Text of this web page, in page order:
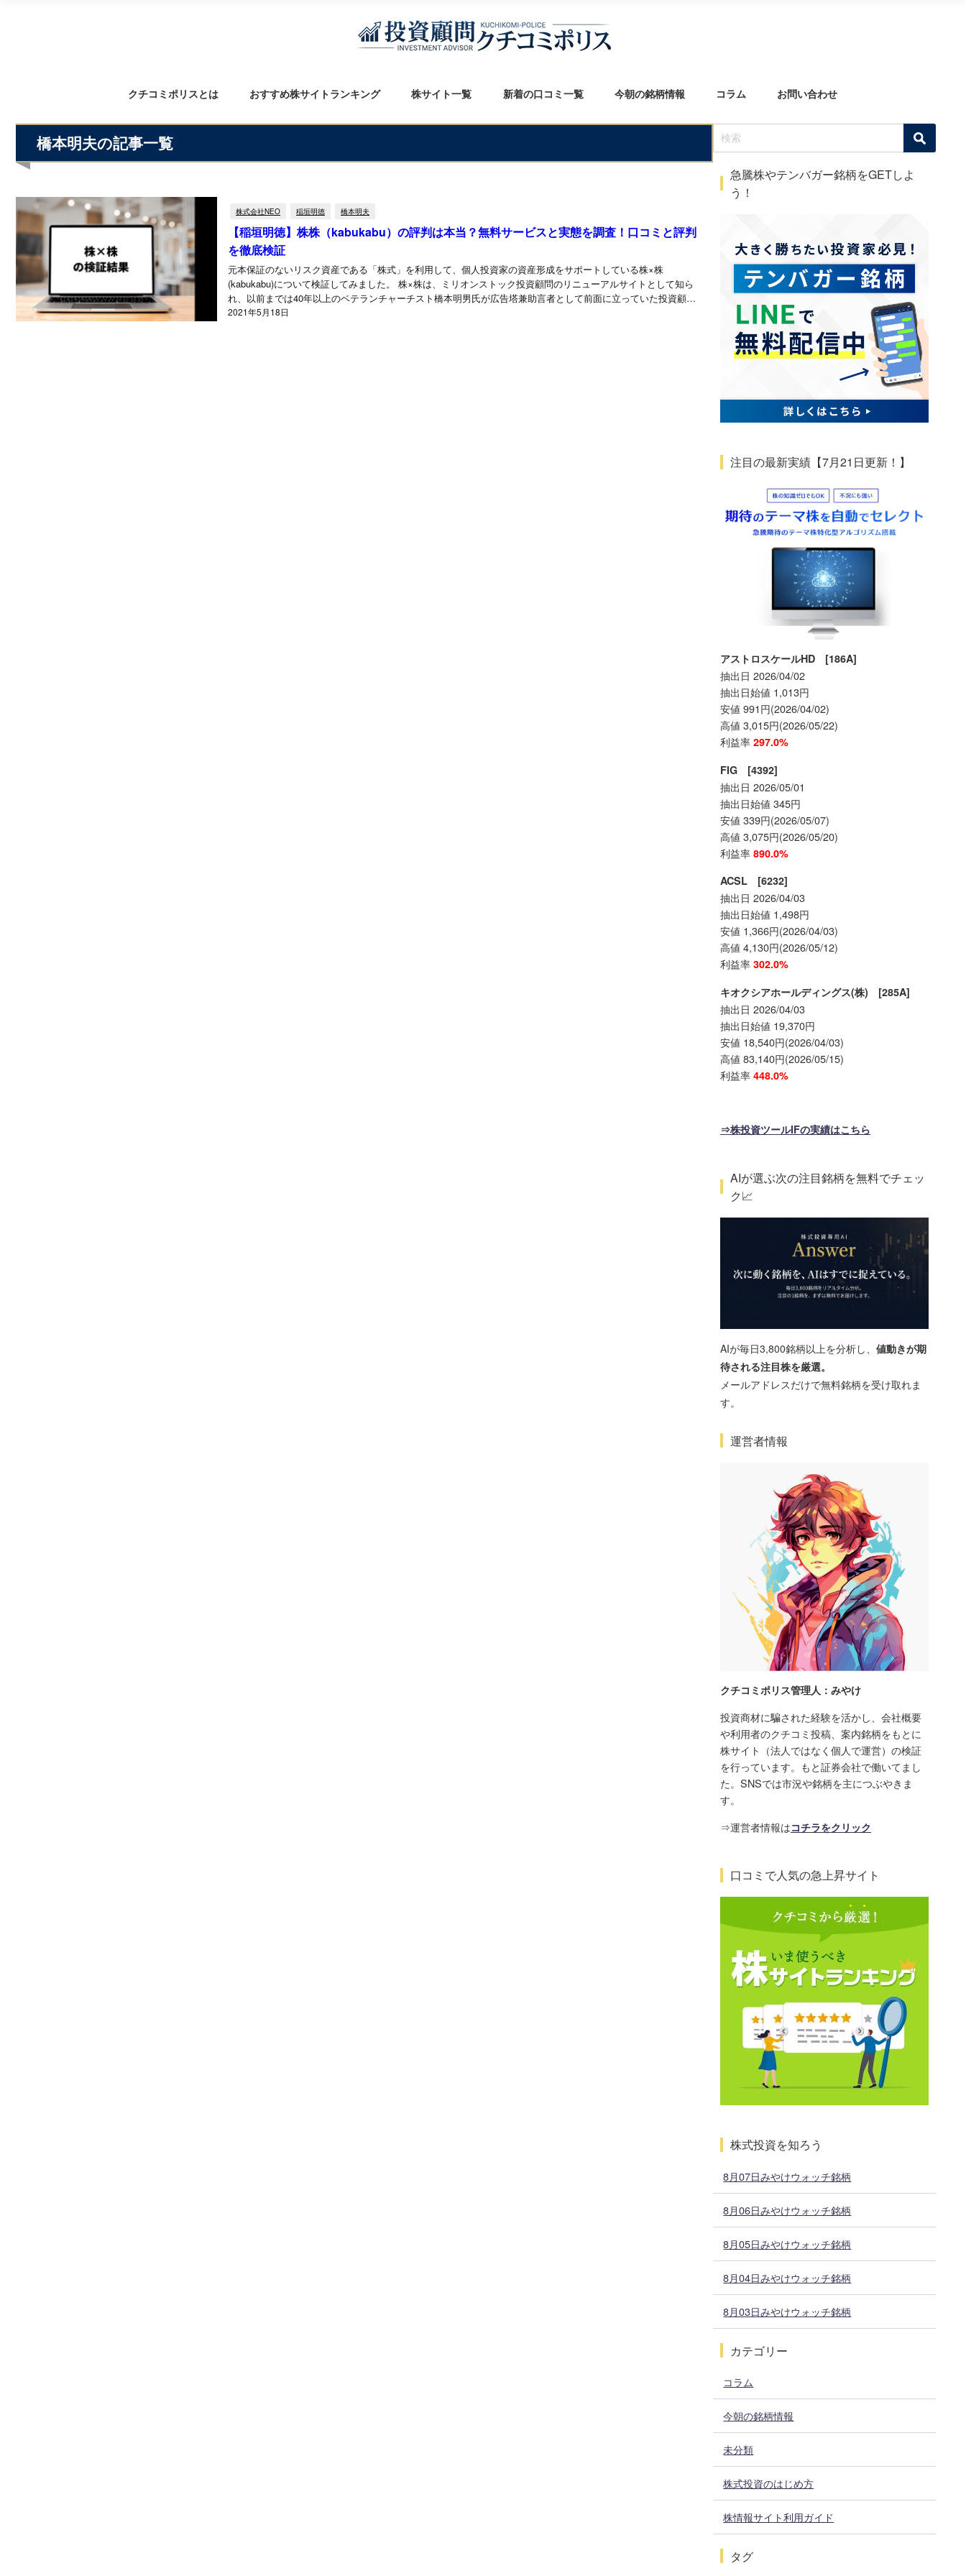
クチコミポリスとは おすすめ株サイトランキング 株サイト一覧 新着の口コミ一覧 今朝の銘柄情報 コラム お問い合わせ
橋本明夫の記事一覧
株式会社NEO 稲垣明徳 橋本明夫
【稲垣明徳】株株（kabukabu）の評判は本当？無料サービスと実態を調査！口コミと評判
を徹底検証
2021年5月18日
元本保証のないリスク資産である「株式」を利用して、個人投資家の資産形成をサポートしている株×株
(kabukabu)について検証してみました。 株×株は、ミリオンストック投資顧問のリニューアルサイトとして知ら
れ、以前までは40年以上のベテランチャーチスト橋本明男氏が広告塔兼助言者として前面に立っていた投資顧問
会社です。...
急騰株やテンバガー銘柄をGETしよ
う！
注目の最新実績【7月21日更新！】
アストロスケールHD [186A]
抽出日 2026/04/02
抽出日始値 1,013円
安値 991円(2026/04/02)
高値 3,015円(2026/05/22)
利益率 297.0%
FIG [4392]
抽出日 2026/05/01
抽出日始値 345円
安値 339円(2026/05/07)
高値 3,075円(2026/05/20)
利益率 890.0%
ACSL [6232]
抽出日 2026/04/03
抽出日始値 1,498円
安値 1,366円(2026/04/03)
高値 4,130円(2026/05/12)
利益率 302.0%
キオクシアホールディングス(株) [285A]
抽出日 2026/04/03
抽出日始値 19,370円
安値 18,540円(2026/04/03)
高値 83,140円(2026/05/15)
利益率 448.0%
⇒株投資ツールIFの実績はこちら
AIが選ぶ次の注目銘柄を無料でチェッ
ク📈
AIが毎日3,800銘柄以上を分析し、 値動きが期
待される注目株を厳選。
メールアドレスだけで無料銘柄を受け取れま
す。
運営者情報
クチコミポリス管理人：みやけ
投資商材に騙された経験を活かし、会社概要
や利用者のクチコミ投稿、案内銘柄をもとに
株サイト（法人ではなく個人で運営）の検証
を行っています。もと証券会社で働いてまし
た。SNSでは市況や銘柄を主につぶやきま
す。
⇒運営者情報はコチラをクリック
口コミで人気の急上昇サイト
株式投資を知ろう
8月07日みやけウォッチ銘柄
8月06日みやけウォッチ銘柄
8月05日みやけウォッチ銘柄
8月04日みやけウォッチ銘柄
8月03日みやけウォッチ銘柄
カテゴリー
コラム
今朝の銘柄情報
未分類
株式投資のはじめ方
株情報サイト利用ガイド
タグ